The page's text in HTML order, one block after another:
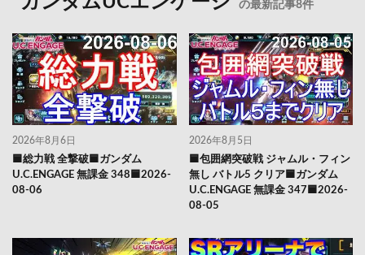
の最新記事8件
2026年8月6日
🟦総力戦 全撃破🟦ガンダム
U.C.ENGAGE 無課金 348🟦2026-
08-06
2026年8月5日
🟦包囲網突破戦 ジャムル・フィン
無し バトル5 クリア🟦ガンダム
U.C.ENGAGE 無課金 347🟦2026-
08-05